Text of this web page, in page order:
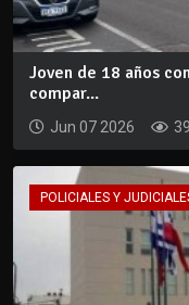
Joven de 18 años
compar...
Jun 07 2026
POLICIALES Y